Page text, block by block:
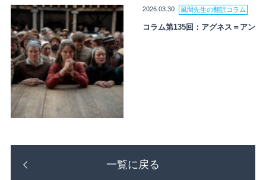
2026.03.30 風間先生の翻訳コラム
コラム第135回：アグネス＝アン
一覧に戻る